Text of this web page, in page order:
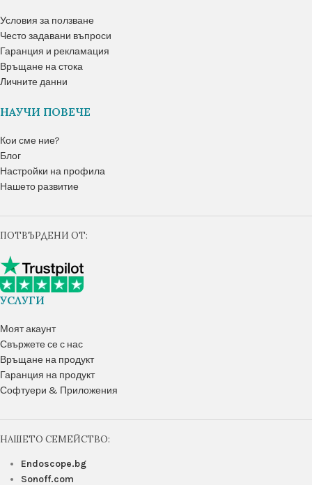
Условия за ползване
Често задавани въпроси
Гаранция и рекламация
Връщане на стока
Личните данни
НАУЧИ ПОВЕЧЕ
Кои сме ние?
Блог
Настройки на профила
Нашето развитие
ПОТВЪРДЕНИ ОТ:
УСЛУГИ
Моят акаунт
Свържете се с нас
Връщане на продукт
Гаранция на продукт
Софтуери & Приложения
НАШЕТО СЕМЕЙСТВО:
Endoscope.bg
Sonoff.com